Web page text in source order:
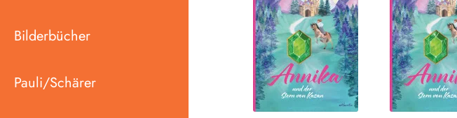
Bilderbücher
Pauli/Schärer